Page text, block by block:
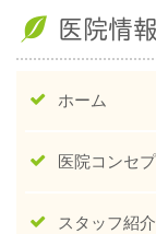
医院情報
ホーム
医院コンセ
スタッフ紹介